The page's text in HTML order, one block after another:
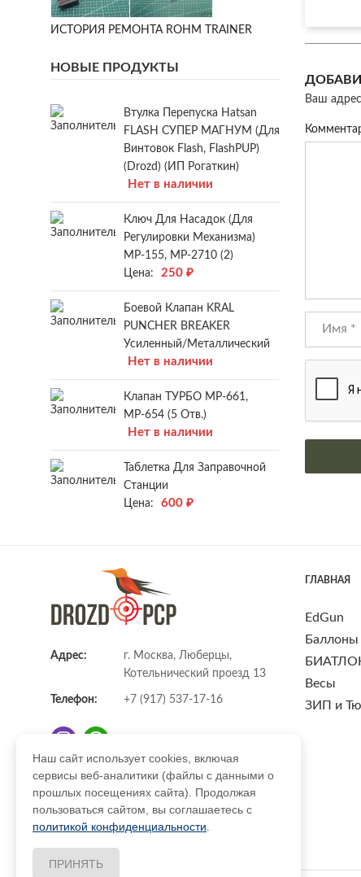
Ваш
ИСТОРИЯ РЕМОНТА ROHM TRAINER
НОВЫЕ ПРОДУКТЫ
Втулка Перепуска Hatsan
FLASH СУПЕР МАГНУМ (для
Винтовок Flash, FlashPUP)
(Drozd) (ИП Рогаткин)
Нет в наличии
Ключ Для Насадок (для
Регулировки Механизма)
МР-155, МР-2710 (2)
Цена:
250 ₽
Боевой Клапан KRAL
PUNCHER BREAKER
Усиленный/металлический
Нет в наличии
Клапан ТУРБО МР-661,
МР-654 (5 Отв.)
Нет в наличии
Таблетка Для Заправочной
Станции
Цена:
600 ₽
Адрес:
г. Москва, Люберцы,
Котельнический проезд 13
Телефон: +7 (917) 537-17-16
E-mail: info@DrozdPcp.ru
ГЛАВНАЯ
EdGun
Весы
ЗИП и
Наш сайт использует cookies, включая
сервисы веб-аналитики (файлы с данными о
прошлых посещениях сайта). Продолжая
пользоваться сайтом, вы соглашаетесь с
политикой конфиденциальности
ПРИНЯТЬ